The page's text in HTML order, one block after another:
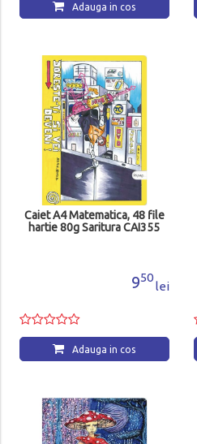
Adauga in cos
Caiet A4 Matematica, 48 file
hartie 80g Saritura CAI355
950
lei
Adauga in cos